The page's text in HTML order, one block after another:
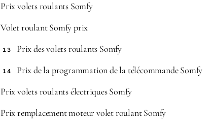
Prix volets roulants Somfy
Volet roulant Somfy prix
13 Prix des volets roulants Somfy
14 Prix de la programmation de la télécommande Somfy
Prix volets roulants électriques Somfy
Prix remplacement moteur volet roulant Somfy